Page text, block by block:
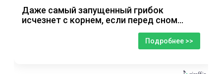
Даже самый запущенный грибок
исчезнет с корнем, если перед сном…
Подробнее >>